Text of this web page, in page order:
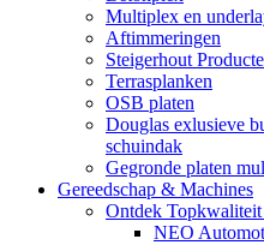
Multiplex en
Aftimmeringen
Steigerhout
Terrasplanken
OSB platen
Douglas exlusieve
schuindak
Gegronde platen
Gereedschap & Machines
Ontdek
NEO